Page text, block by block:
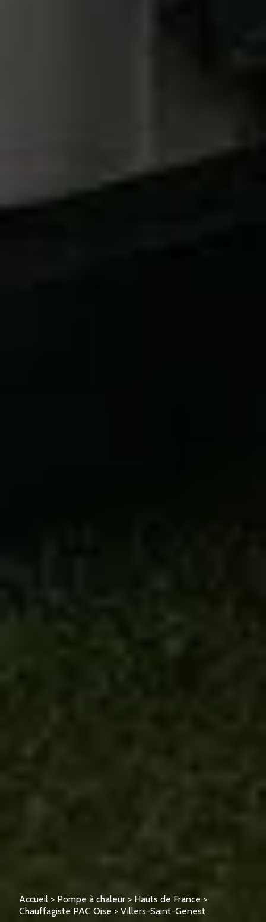
Accueil > Pompe à chaleur > Hauts de France >
Chauffagiste PAC Oise > Villers-Saint-Genest